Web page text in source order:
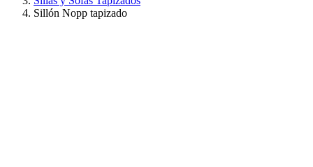
Sillón Nopp tapizado